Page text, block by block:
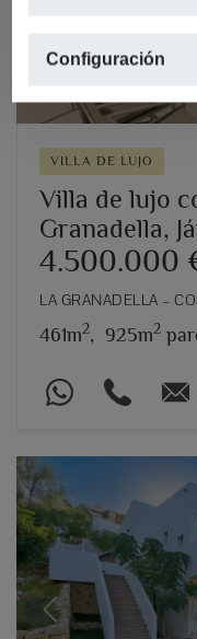
Configuración
VILLA DE LUJO
Villa de lujo
Granadella,
4.500.000
LA GRANADELLA –
461m2, 925m2
Previous